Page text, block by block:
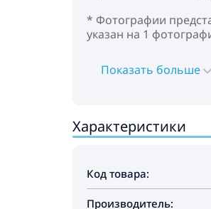
* Фотографии
указан на 1
Показать больше
Характеристики
Код товара:
Производитель: